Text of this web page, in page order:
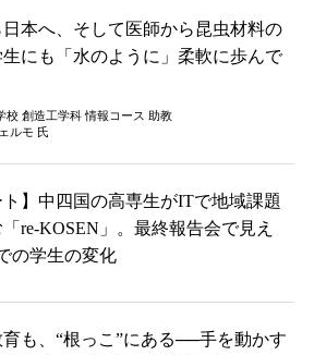
本へ、そして医師から昆虫材料の
にも「水のように」柔軟に歩んで
校 創造工学科 情報コース 助教
ルモ 氏
ト】中四国の高専生がITで地域課題
re-KOSEN」。最終報告会で見え
の学生の変化
も、“根っこ”にある──手を動かす